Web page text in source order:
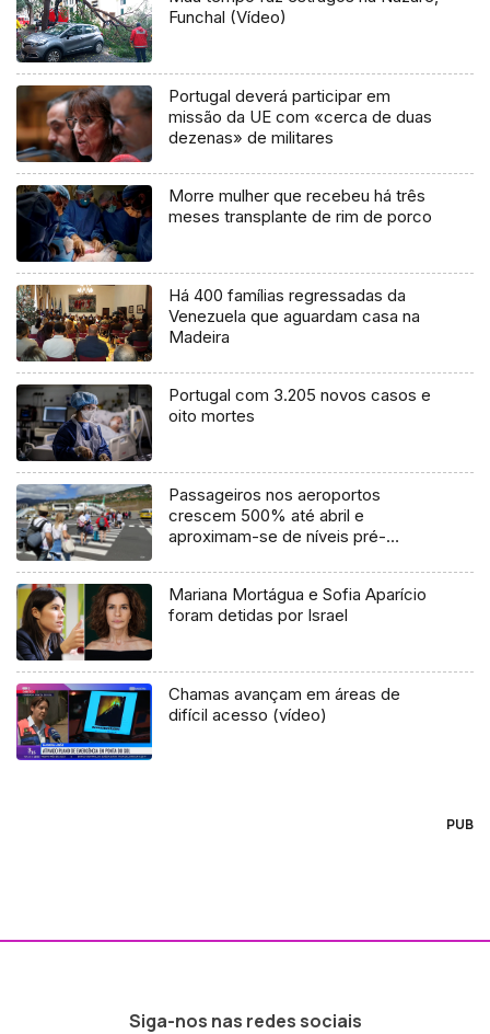
Funchal (Vídeo)
Portugal deverá participar em
missão da UE com «cerca de duas
dezenas» de militares
Morre mulher que recebeu há três
meses transplante de rim de porco
Há 400 famílias regressadas da
Venezuela que aguardam casa na
Madeira
Portugal com 3.205 novos casos e
oito mortes
Passageiros nos aeroportos
crescem 500% até abril e
aproximam-se de níveis pré-
Mariana Mortágua e Sofia Aparício
foram detidas por Israel
Chamas avançam em áreas de
difícil acesso (vídeo)
PUB
Siga-nos nas redes sociais